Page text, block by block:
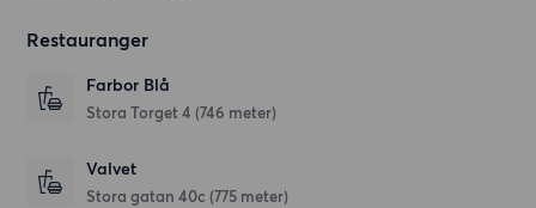
Restauranger
Farbor Blå
Stora Torget 4 (746 meter)
Valvet
Stora gatan 40c (775 meter)